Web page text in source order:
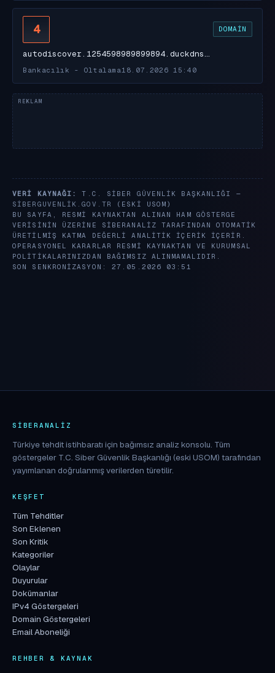
4 DOMAIN
autodiscover.1254598989899894.duckdns…
Bankacılık - Oltalama 18.07.2026 15:40
VERI KAYNAĞI:
T.C. SIBER GÜVENLIK BAŞKANLIĞI —
SIBERGUVENLIK.GOV.TR
(ESKI USOM)
BU SAYFA, RESMI KAYNAKTAN ALINAN HAM GÖSTERGE
VERISININ ÜZERINE SIBERANALIZ TARAFINDAN OTOMATIK
ÜRETILMIŞ KATMA DEĞERLI ANALITIK IÇERIK IÇERIR.
OPERASYONEL KARARLAR RESMI KAYNAKTAN VE KURUMSAL
POLITIKALARINIZDAN BAĞIMSIZ ALINMAMALIDIR.
SON SENKRONIZASYON: 27.05.2026 03:51
SIBERANALIZ
Türkiye tehdit istihbaratı için bağımsız analiz konsolu. Tüm
göstergeler T.C. Siber Güvenlik Başkanlığı (eski USOM) tarafından
yayımlanan doğrulanmış verilerden türetilir.
KEŞFET
Tüm Tehditler
Son Eklenen
Son Kritik
Kategoriler
Olaylar
Duyurular
Dokümanlar
IPv4 Göstergeleri
Domain Göstergeleri
Email Aboneliği
REHBER & KAYNAK